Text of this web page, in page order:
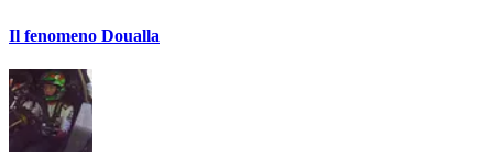
Il fenomeno Doualla